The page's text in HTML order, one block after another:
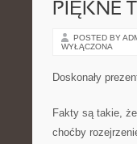
PIĘKNE
POSTED BY
WYŁĄCZONA
Doskonały
Fakty są takie,
choćby